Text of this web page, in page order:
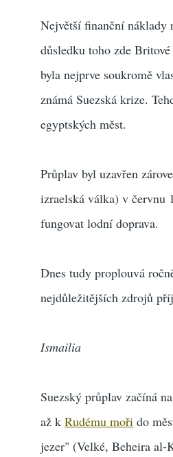
Největší finanční náklady
důsledku toho zde
byla nejprve soukromě
známá Suezská krize.
egyptských měst.
Průplav byl uzavřen
izraelská válka) v červnu
fungovat lodní doprava.
Dnes tudy proplouvá
nejdůležitějších zdrojů
Ismailia
Suezský průplav začíná
až kRudému moři do
jezer" (Velké, Beheira al-